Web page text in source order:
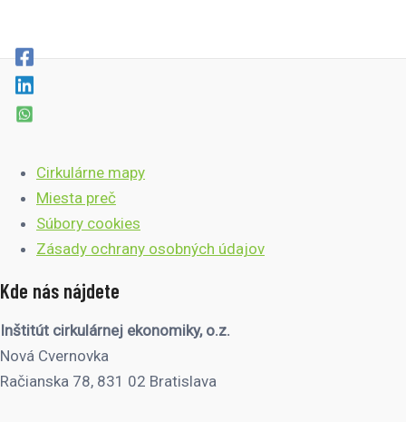
Cirkulárne mapy
Miesta preč
Súbory cookies
Zásady ochrany osobných údajov
Kde nás nájdete
Inštitút cirkulárnej ekonomiky, o.z.
Nová Cvernovka
Račianska 78, 831 02 Bratislava